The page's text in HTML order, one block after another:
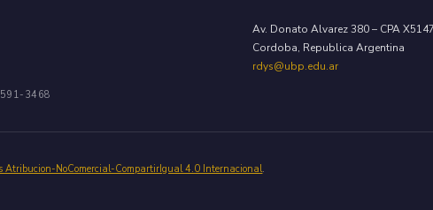
3468
Av. Donato Alvarez 380 – CPA
Cordoba, Republica Argentina
rdys@ubp.edu.ar
Atribucion-NoComercial-CompartirIgual 4.0 Internacional.